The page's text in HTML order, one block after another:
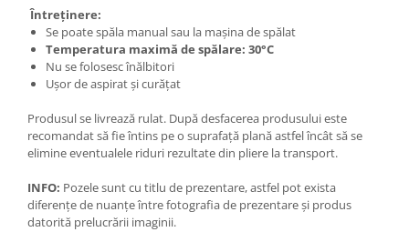
Întreținere:
Se poate spăla manual sau la mașina de spălat
Temperatura maximă de spălare: 30°C
Nu se folosesc înălbitori
Ușor de aspirat și curățat
Produsul se livrează rulat. După desfacerea produsului este
recomandat să fie întins pe o suprafață plană astfel încât să se
elimine eventualele riduri rezultate din pliere la transport.
INFO: Pozele sunt cu titlu de prezentare, astfel pot exista
diferențe de nuanțe între fotografia de prezentare și produs
datorită prelucrării imaginii.